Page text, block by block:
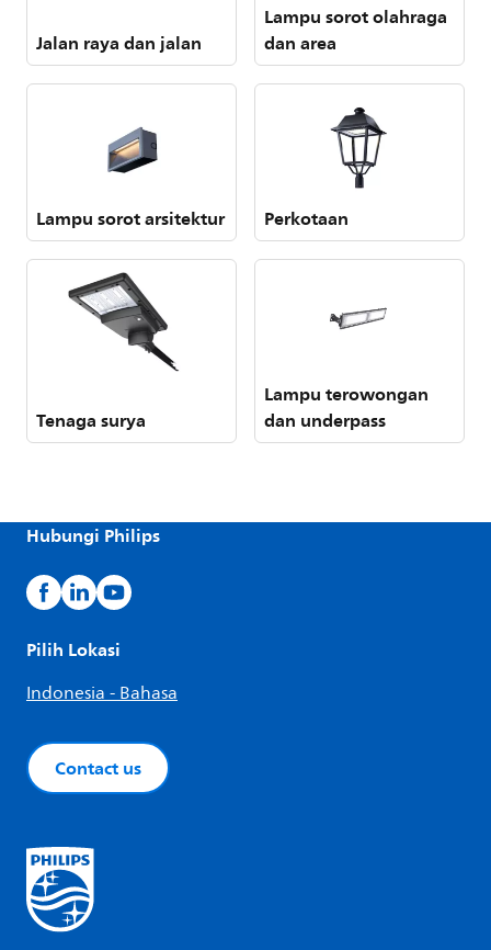
Jalan raya dan jalan
Lampu sorot olahraga
dan area
Lampu sorot arsitektur Perkotaan
Tenaga surya
Lampu terowongan
dan underpass
Hubungi Philips
Pilih Lokasi
Indonesia - Bahasa
Contact us